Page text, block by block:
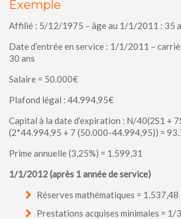
Exemple
Affilié : 5/12/1975 – âge au 1/1/2011 : 35
Date d’entrée en service : 1/1/2011 –
30 ans
Salaire = 50.000€
Plafond légal : 44.994,95€
Capital à la date d’expiration : N/40(2S1 +
(2*44.994,95 + 7 (50.000-44.994,95)) =
Prime annuelle (3,25%) = 1.599,31
1/1/2012 (après 1 année de service)
Réserves mathématiques = 1.537,48
Prestations acquises minimales = 1/